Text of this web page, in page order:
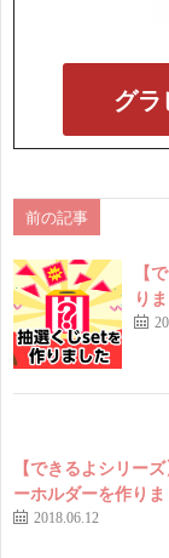
グラ
前の記事
【
り
【できるよシリー
ーホルダーを作りま
2018.06.12